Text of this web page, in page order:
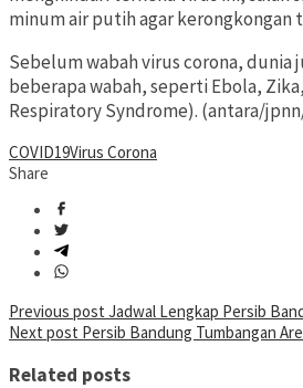
minum air putih agar kerongkongan
Sebelum wabah virus corona, dunia
beberapa wabah, seperti Ebola,
Respiratory Syndrome). (antara/
COVID19Virus Corona
Share
Post
navigation
Previous post Jadwal Lengkap Persib
Next post Persib Bandung Tumbangan
Related posts